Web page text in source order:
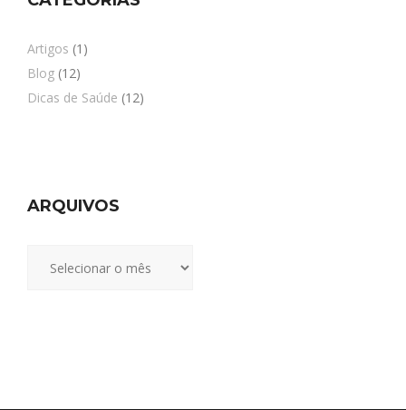
Artigos (1)
Blog (12)
Dicas de Saúde (12)
ARQUIVOS